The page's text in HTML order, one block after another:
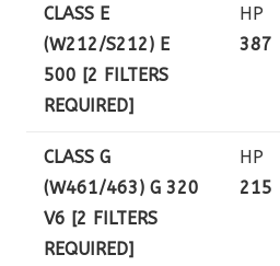
CLASS E
(W212/S212) E
500 [2 FILTERS
REQUIRED]
HP
387
CLASS G
(W461/463) G 320
V6 [2 FILTERS
REQUIRED]
HP
215